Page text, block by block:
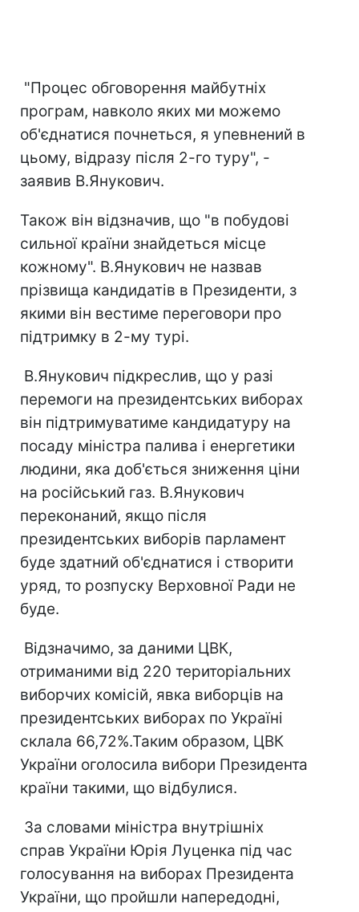
"Процес обговорення майбутніх
програм, навколо яких ми можемо
об'єднатися почнеться, я упевнений в
цьому, відразу після 2-го туру", -
заявив В.Янукович.
Також він відзначив, що "в побудові
сильної країни знайдеться місце
кожному". В.Янукович не назвав
прізвища кандидатів в Президенти, з
якими він вестиме переговори про
підтримку в 2-му турі.
В.Янукович підкреслив, що у разі
перемоги на президентських виборах
він підтримуватиме кандидатуру на
посаду міністра палива і енергетики
людини, яка доб'ється зниження ціни
на російський газ. В.Янукович
переконаний, якщо після
президентських виборів парламент
буде здатний об'єднатися і створити
уряд, то розпуску Верховної Ради не
буде.
Відзначимо, за даними ЦВК,
отриманими від 220 територіальних
виборчих комісій, явка виборців на
президентських виборах по Україні
склала 66,72%.Таким образом, ЦВК
України оголосила вибори Президента
країни такими, що відбулися.
За словами міністра внутрішніх
справ України Юрія Луценка під час
голосування на виборах Президента
України, що пройшли напередодні,